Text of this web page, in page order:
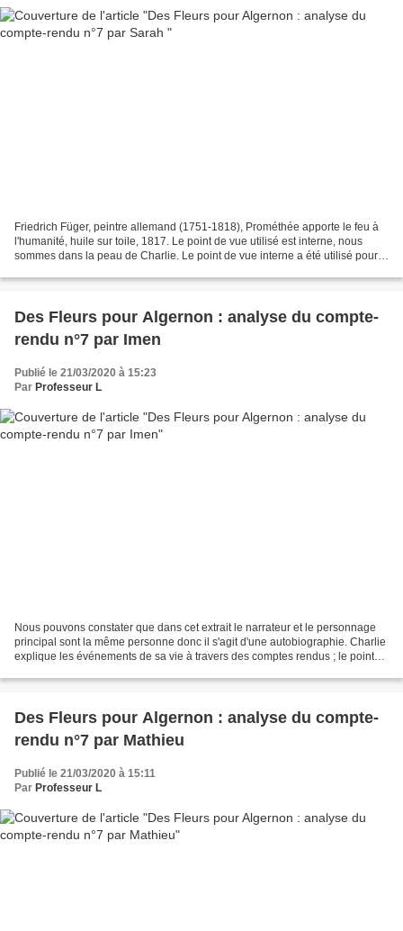
Friedrich Füger, peintre allemand (1751-1818), Prométhée apporte le feu à
l'humanité, huile sur toile, 1817. Le point de vue utilisé est interne, nous
sommes dans la peau de Charlie. Le point de vue interne a été utilisé pour
Des Fleurs pour Algernon : analyse du compte-
rendu n°7 par Imen
Publié le 21/03/2020 à 15:23
Par Professeur L
Nous pouvons constater que dans cet extrait le narrateur et le personnage
principal sont la même personne donc il s'agit d'une autobiographie. Charlie
explique les événements de sa vie à travers des comptes rendus ; le point
Des Fleurs pour Algernon : analyse du compte-
rendu n°7 par Mathieu
Publié le 21/03/2020 à 15:11
Par Professeur L